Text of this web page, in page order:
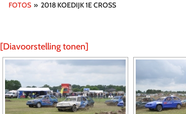
FOTOS » 2018 KOEDIJK 1E CROSS
[Diavoorstelling tonen]